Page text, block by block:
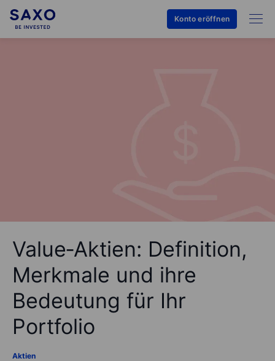
Konto eröffnen
Value‑Aktien: Definition,
Merkmale und ihre
Bedeutung für Ihr
Portfolio
Aktien